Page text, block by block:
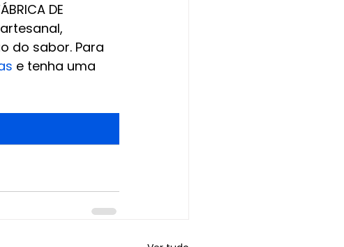
DE
do sabor. Para
e tenha uma